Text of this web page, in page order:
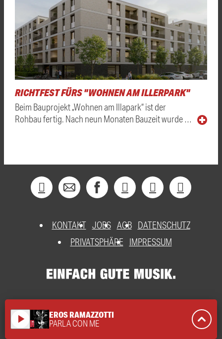
RICHTFEST FÜRS "WOHNEN AM ILLERPARK"
Beim Bauprojekt „Wohnen am Illapark“ ist der
Rohbau fertig. Nach neun Monaten Bauzeit wurde …
KONTAKT JOBS AGB DATENSCHUTZ
PRIVATSPHÄRE
IMPRESSUM
play_arrow EROS RAMAZZOTTI
PARLA CON ME